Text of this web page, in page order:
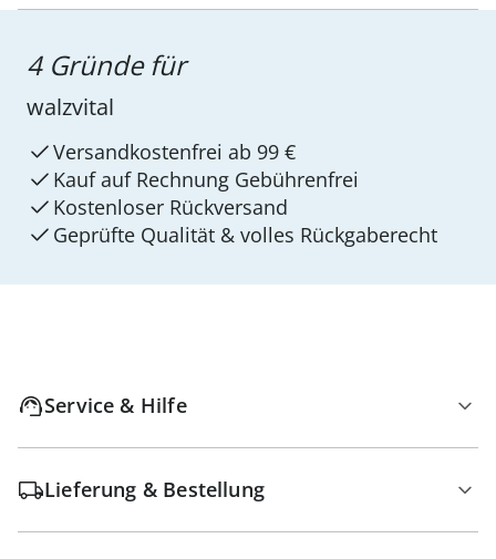
4 Gründe für
walzvital
Versandkostenfrei ab 99 €
Kauf auf Rechnung Gebührenfrei
Kostenloser Rückversand
Geprüfte Qualität & volles Rückgaberecht
Service & Hilfe
Lieferung & Bestellung